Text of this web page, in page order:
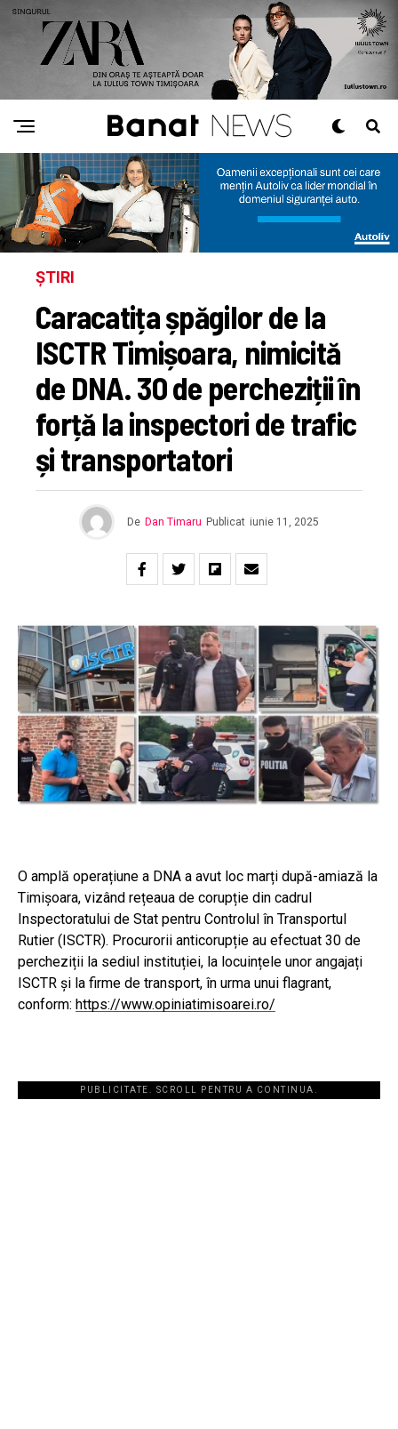
ȘTIRI
Caracatița șpăgilor de la
ISCTR Timișoara, nimicită
de DNA. 30 de percheziții în
forță la inspectori de trafic
și transportatori
De Dan Timaru Publicat iunie 11, 2025
O amplă operațiune a DNA a avut loc marți după-amiază la
Timișoara, vizând rețeaua de corupție din cadrul
Inspectoratului de Stat pentru Controlul în Transportul
Rutier (ISCTR). Procurorii anticorupție au efectuat 30 de
percheziții la sediul instituției, la locuințele unor angajați
ISCTR și la firme de transport, în urma unui flagrant,
conform: https://www.opiniatimisoarei.ro/
PUBLICITATE. SCROLL PENTRU A CONTINUA.